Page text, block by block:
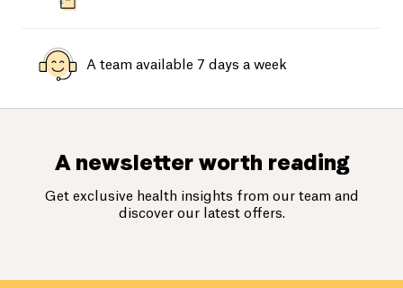
A team available 7 days a week
A newsletter worth reading
Get exclusive health insights from our team and
discover our latest offers.